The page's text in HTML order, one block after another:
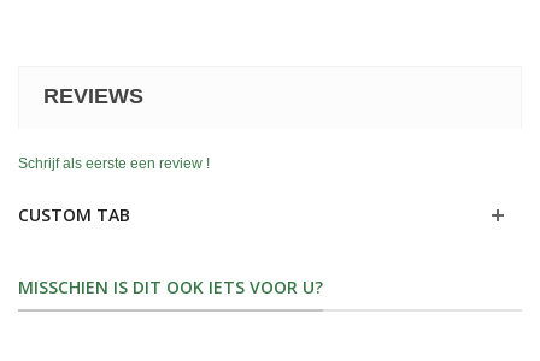
REVIEWS
Schrijf als eerste een review !
CUSTOM TAB
MISSCHIEN IS DIT OOK IETS VOOR U?